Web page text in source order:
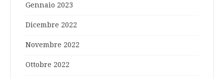
Gennaio 2023
Dicembre 2022
Novembre 2022
Ottobre 2022